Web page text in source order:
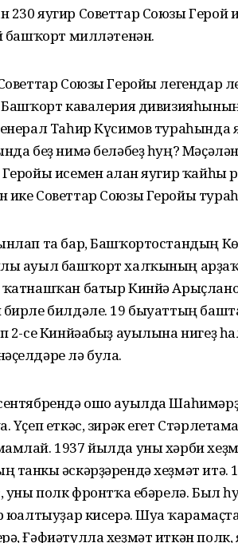
яугир Советтар Союзы
башҡорт милләтенән.
Союзы Геройы легендар
Башҡорт кавалерия
Таһир Күсимов
беҙ нимә беләбеҙ һуң?
исемен алған яугир ҡайһы
Советтар Союзы Геройы
та бар, Башҡортостандың
ауыл башҡорт халҡының
ҡатнашҡан батыр Кинйә
бирле билдәле. 19 быуаттың
2-се Кинйәабыҙ ауылына нигеҙ
лә була.
ошо ауылда
Үҫеп еткәс, зирәк егет
1937 йылда уны хәрби
ғәскәрҙәрендә хеҙмәт
уны полк фронтҡа ебәрелә. Был
кисерә. Шуға
Ғәфиәтулла хеҙмәт иткән